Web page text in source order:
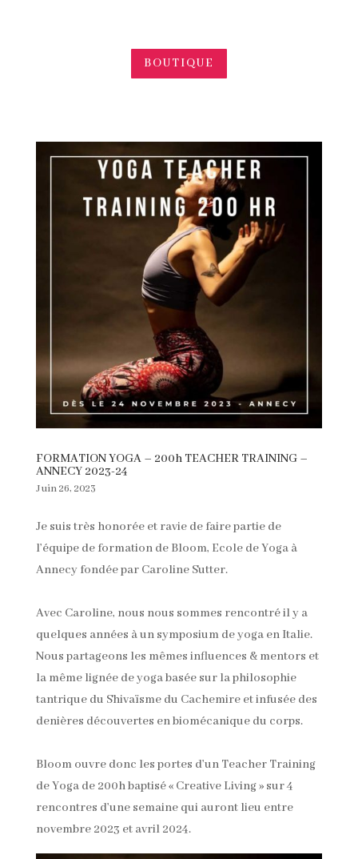
BOUTIQUE
FORMATION YOGA – 200h TEACHER TRAINING –
ANNECY 2023-24
Juin 26, 2023
Je suis très honorée et ravie de faire partie de
l’équipe de formation de Bloom, Ecole de Yoga à
Annecy fondée par Caroline Sutter.
Avec Caroline, nous nous sommes rencontré il y a
quelques années à un symposium de yoga en Italie.
Nous partageons les mêmes influences & mentors et
la même lignée de yoga basée sur la philosophie
tantrique du Shivaïsme du Cachemire et infusée des
denières découvertes en biomécanique du corps.
Bloom ouvre donc les portes d’un Teacher Training
de Yoga de 200h baptisé « Creative Living » sur 4
rencontres d’une semaine qui auront lieu entre
novembre 2023 et avril 2024.